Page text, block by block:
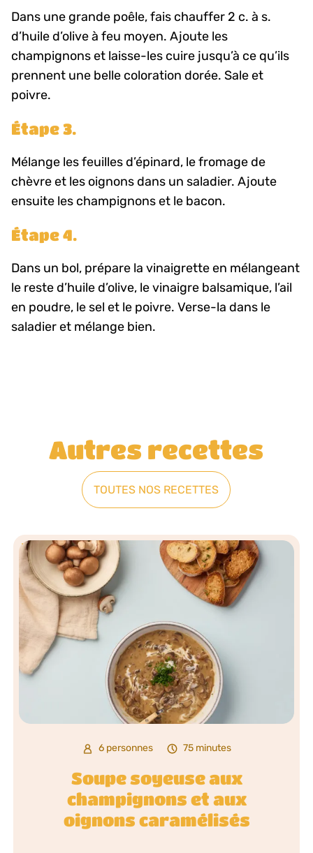
Dans une grande poêle, fais chauffer 2 c. à s.
d’huile d’olive à feu moyen. Ajoute les
champignons et laisse-les cuire jusqu’à ce qu’ils
prennent une belle coloration dorée. Sale et
poivre.
Étape 3.
Mélange les feuilles d’épinard, le fromage de
chèvre et les oignons dans un saladier. Ajoute
ensuite les champignons et le bacon.
Étape 4.
Dans un bol, prépare la vinaigrette en mélangeant
le reste d’huile d’olive, le vinaigre balsamique, l’ail
en poudre, le sel et le poivre. Verse-la dans le
saladier et mélange bien.
Autres recettes
TOUTES NOS RECETTES
6 personnes 75 minutes
Soupe soyeuse aux
champignons et aux
oignons caramélisés